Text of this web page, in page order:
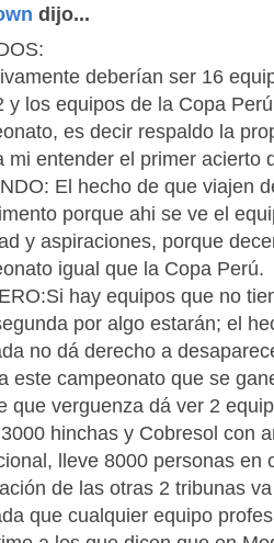
dijo...
deberían ser 16
y los equipos de la Copa
es decir respaldo la
mi entender el primer acierto
El hecho de que viajen
porque ahi se ve el
y aspiraciones, porque
igual que la Copa Perú.
hay equipos que no
por algo estarán; el
no dá derecho a
este campeonato que se
que verguenza dá ver 2
hinchas y Cobresol con
lleve 8000 personas en
de las otras 2 tribunas
que cualquier equipo